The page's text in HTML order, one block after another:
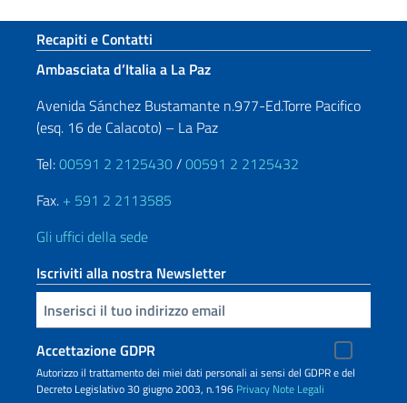
Sezione footer
Recapiti e Contatti
Ambasciata d’Italia a La Paz
Avenida Sánchez Bustamante n.977-Ed.Torre Pacifico
(esq. 16 de Calacoto) – La Paz
Tel:00591 2 2125430/00591 2 2125432
Fax. + 591 2 2113585
Gli uffici della sede
Iscriviti alla nostra Newsletter
Inserisci la tua email
Accettazione GDPR
Autorizzo il trattamento dei miei dati personali ai sensi del GDPR e del
Decreto Legislativo 30 giugno 2003, n.196 Privacy Note Legali